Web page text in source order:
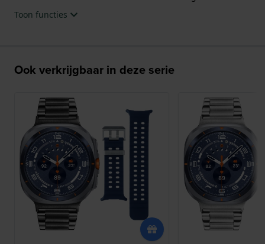
Toon functies
Ook verkrijgbaar in deze serie